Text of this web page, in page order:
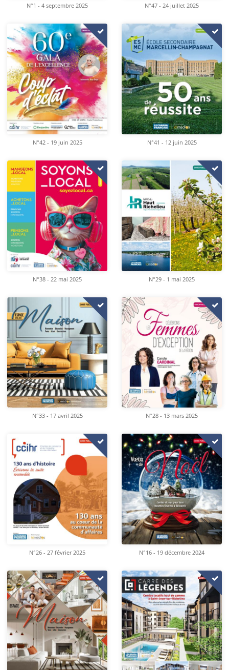
N°1 - 4 septembre 2025 N°47 - 24 juillet 2025
N°42 - 19 juin 2025 N°41 - 12 juin 2025
N°38 - 22 mai 2025 N°29 - 1 mai 2025
N°33 - 17 avril 2025 N°28 - 13 mars 2025
N°26 - 27 février 2025 N°16 - 19 décembre 2024